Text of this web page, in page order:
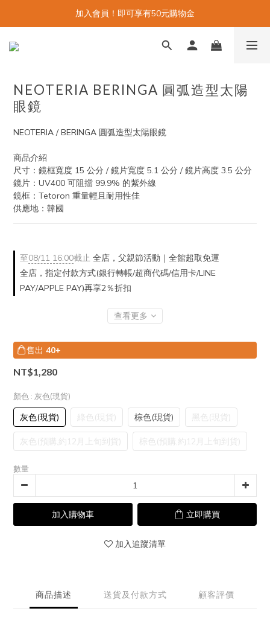
加入會員！即可享有50元購物金
NEOTERIA BERINGA 圓弧造型太陽
眼鏡
NEOTERIA / BERINGA 圓弧造型太陽眼鏡
商品介紹
尺寸：鏡框寬度 15 公分 / 鏡片寬度 5.1 公分 / 鏡片高度 3.5 公分
鏡片：UV400 可阻擋 99.9% 的紫外線
鏡框：Tetoron 重量輕且耐用性佳
供應地：韓國
至08/11 16:00截止 全店，父親節活動｜全館超取免運
全店，指定付款方式(銀行轉帳/超商代碼/信用卡/LINE
PAY/APPLE PAY)再享2％折扣
查看更多
售出 40+
NT$1,280
顏色 : 灰色(現貨)
灰色(現貨) 綠色(現貨) 棕色(現貨) 黑色(現貨)
灰色(預購,約12月上旬到貨) 棕色(預購,約12月上旬到貨)
數量
加入購物車 立即購買
加入追蹤清單
商品描述 送貨及付款方式 顧客評價